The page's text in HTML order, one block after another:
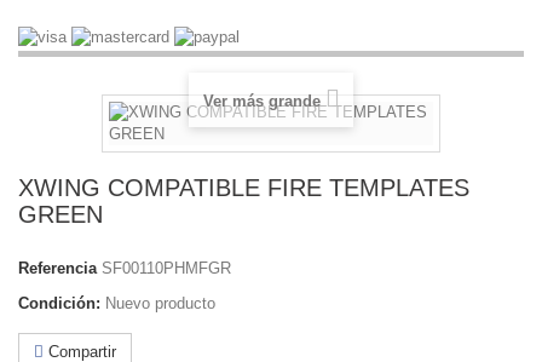
Ver más grande
XWING COMPATIBLE FIRE TEMPLATES
GREEN
Referencia SF00110PHMFGR
Condición: Nuevo producto
Compartir